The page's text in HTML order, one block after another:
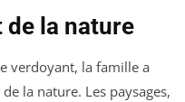
la nature
verdoyant, la famille a
la nature. Les paysages,